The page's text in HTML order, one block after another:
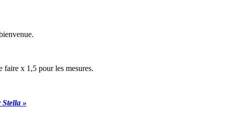
faire x 1,5 pour les mesures.
»